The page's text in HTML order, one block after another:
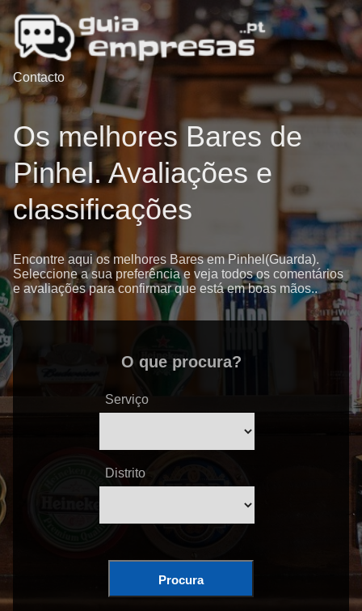
Contacto
Os melhores Bares de
Pinhel. Avaliações e
classificações
Encontre aqui os melhores Bares em Pinhel(Guarda).
Seleccione a sua preferência e veja todos os comentários
e avaliações para confirmar que está em boas mãos..
O que procura?
Serviço
Distrito
Procura